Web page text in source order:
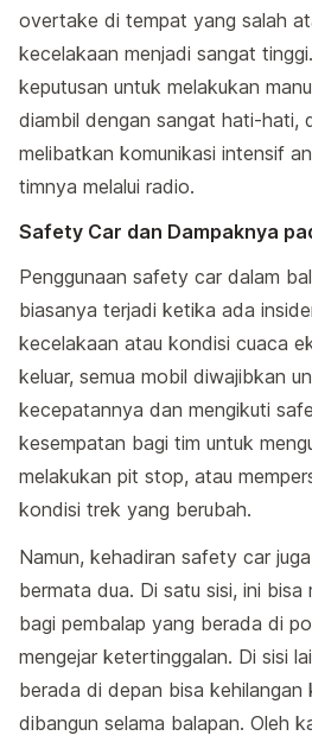
overtake di tempat yang salah
kecelakaan menjadi sangat
keputusan untuk melakukan
diambil dengan sangat hati-hati,
melibatkan komunikasi intensif
timnya melalui radio.
Safety Car dan Dampaknya
Penggunaan safety car dalam
biasanya terjadi ketika ada
kecelakaan atau kondisi cuaca
keluar, semua mobil diwajibkan
kecepatannya dan mengikuti
kesempatan bagi tim untuk
melakukan pit stop, atau
kondisi trek yang berubah.
Namun, kehadiran safety car
bermata dua. Di satu sisi, ini bisa
bagi pembalap yang berada di
mengejar ketertinggalan. Di sisi
berada di depan bisa kehilangan
dibangun selama balapan. Oleh